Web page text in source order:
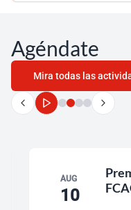
Agéndate
Mira todas las
Pausar
carrusel
AUG
10